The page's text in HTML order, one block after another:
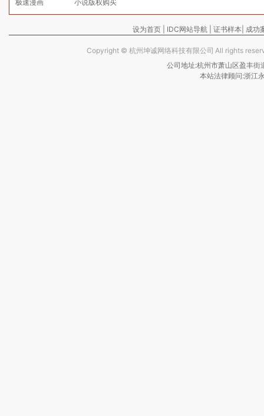
极速漫画 小说版权购买
设为首页| IDC网站导航| 证书样本| 成功
Copyright © 杭州坤诚网络科技有限公司 All rights
公司地址:杭州市萧山区盈丰
本站法律顾问:浙江